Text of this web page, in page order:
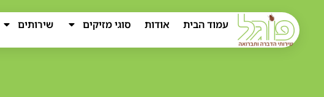
עמוד הבית אודות סוגי מזיקים שירותים